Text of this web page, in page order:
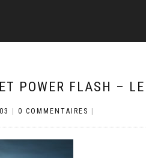
POWER FLASH –
0 COMMENTAIRES